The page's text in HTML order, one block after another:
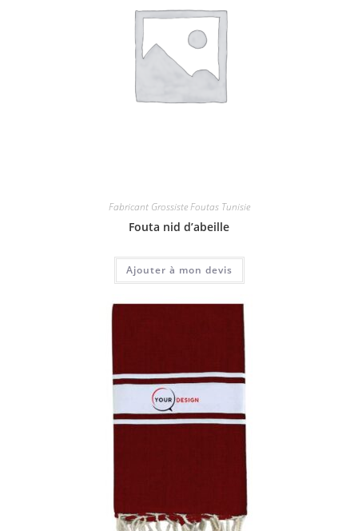
Fabricant Grossiste Foutas Tunisie
Fouta nid d’abeille
Ajouter à mon devis